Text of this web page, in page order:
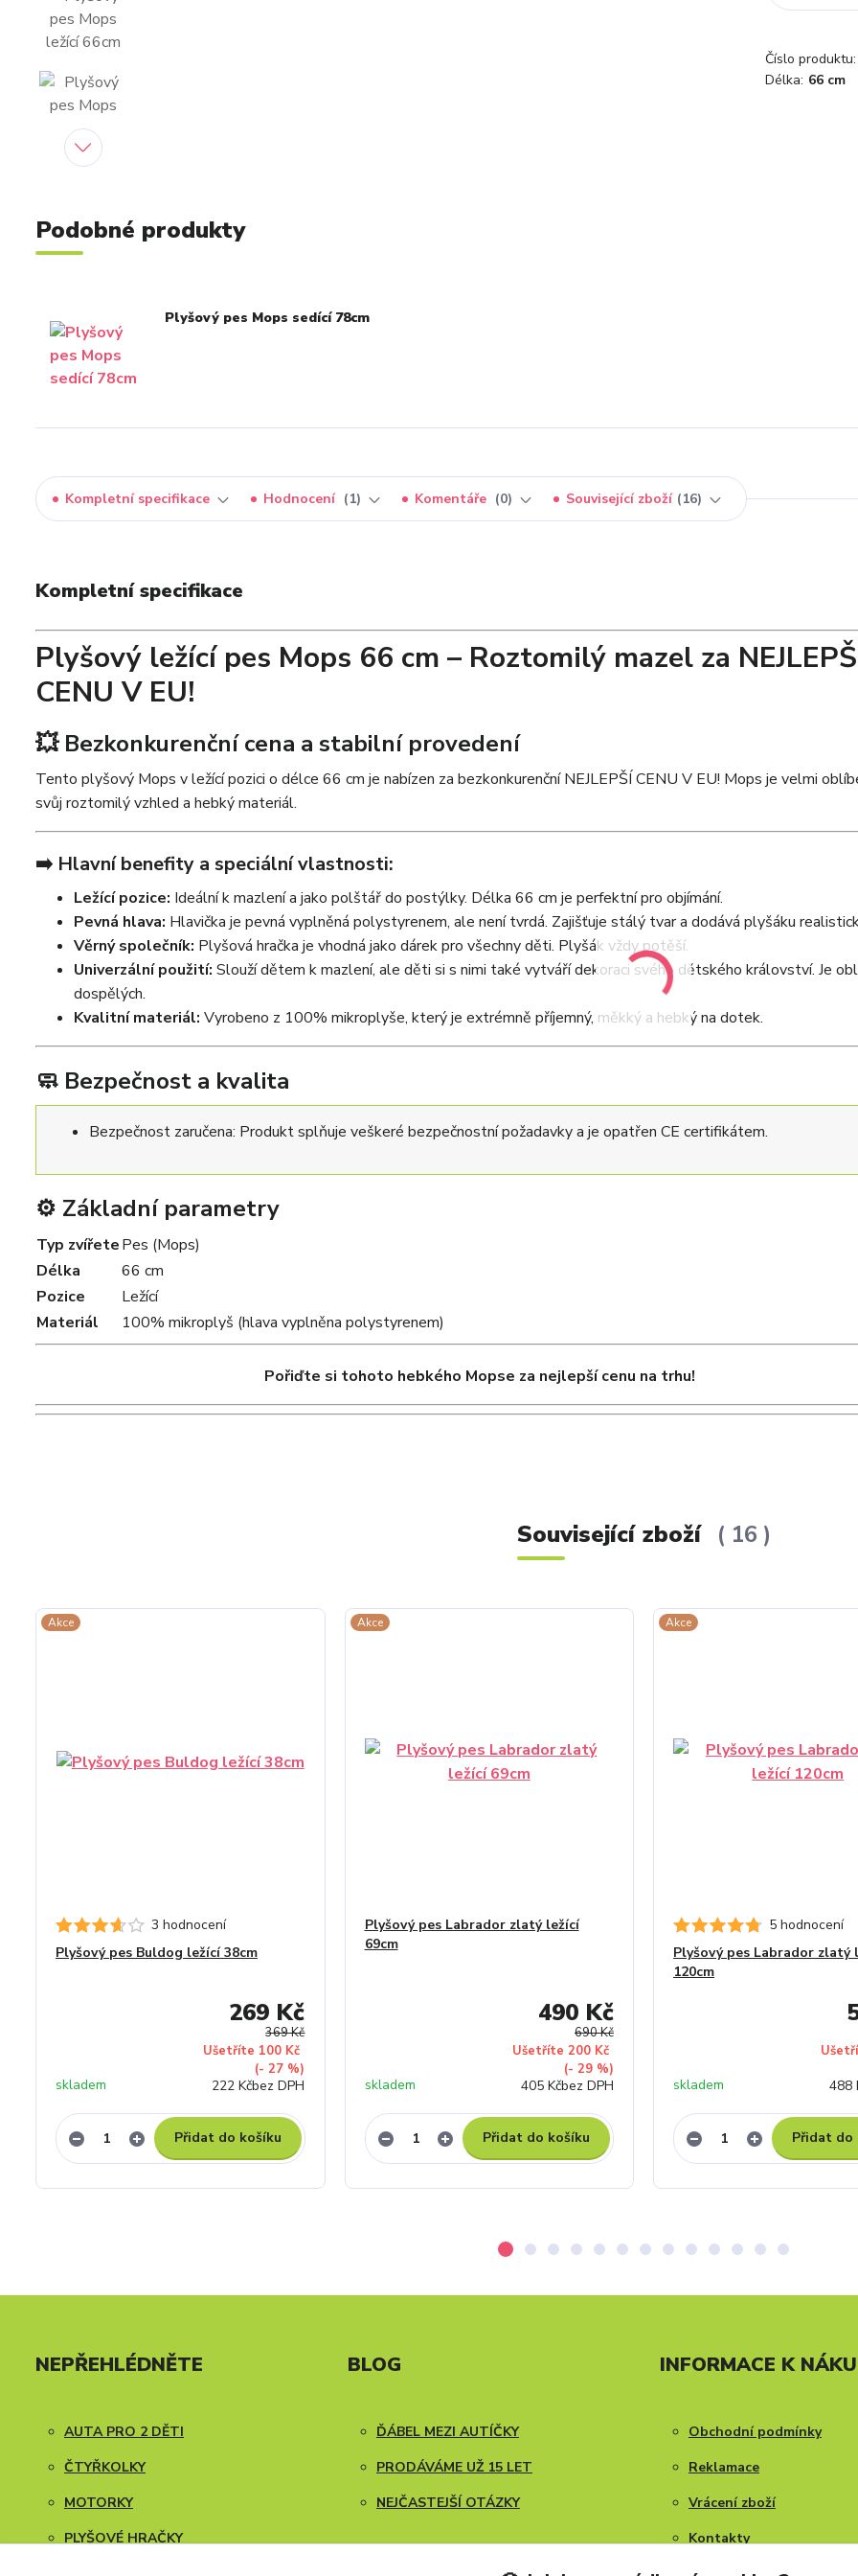
Číslo produktu:
Délka: 66 cm
Podobné produkty
Plyšový pes Mops sedící 78cm
Kompletní specifikace Hodnocení 1 Komentáře 0 Související zboží 16
Kompletní specifikace
Plyšový ležící pes Mops 66 cm – Roztomilý mazel za
CENU V EU!
💥 Bezkonkurenční cena a stabilní provedení
Tento plyšový Mops v ležící pozici o délce 66 cm je nabízen za bezkonkurenční NEJLEPŠÍ CENU V EU! Mops je velmi
svůj roztomilý vzhled a hebký materiál.
➡️ Hlavní benefity a speciální vlastnosti:
Ležící pozice: Ideální k mazlení a jako polštář do postýlky. Délka 66 cm je perfektní pro objímání.
Pevná hlava: Hlavička je pevná vyplněná polystyrenem, ale není tvrdá. Zajišťuje stálý tvar a dodává plyšáku
Věrný společník: Plyšová hračka je vhodná jako dárek pro všechny děti. Plyšák vždy potěší.
Univerzální použití: Slouží dětem k mazlení, ale děti si s nimi také vytváří dekoraci svého dětského království. Je
dospělých.
Kvalitní materiál: Vyrobeno z 100% mikroplyše, který je extrémně příjemný, měkký a hebký na dotek.
🧼 Bezpečnost a kvalita
Bezpečnost zaručena: Produkt splňuje veškeré bezpečnostní požadavky a je opatřen CE certifikátem.
⚙️ Základní parametry
Typ zvířetePes (Mops)
Délka
66 cm
Pozice
Ležící
Materiál
100% mikroplyš (hlava vyplněna polystyrenem)
Pořiďte si tohoto hebkého Mopse za nejlepší cenu na trhu!
Související zboží 16
Akce
3 hodnocení
Plyšový pes Buldog ležící 38cm
369 Kč
Ušetříte 100 Kč
(- 27 %)
269 Kč
222 Kčbez DPH
skladem
Přidat do košíku
Akce
Plyšový pes Labrador zlatý ležící
69cm
690 Kč
Ušetříte 200 Kč
(- 29 %)
490 Kč
405 Kčbez DPH
skladem
Přidat do košíku
Akce
5 hodnocení
Plyšový pes Labrador zlatý
120cm
488
skladem
Přidat do
NEPŘEHLÉDNĚTE
AUTA PRO 2 DĚTI
ČTYŘKOLKY
MOTORKY
PLYŠOVÉ HRAČKY
BLOG
ĎÁBEL MEZI AUTÍČKY
PRODÁVÁME UŽ 15 LET
NEJČASTEJŠÍ OTÁZKY
INFORMACE K
Obchodní podmínky
Reklamace
Vrácení zboží
Kontakty